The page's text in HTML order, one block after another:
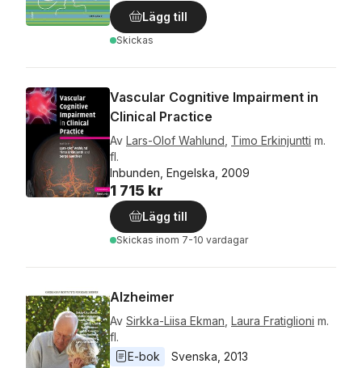
Lägg till
Skickas
Vascular Cognitive Impairment in
Clinical Practice
Av Lars-Olof Wahlund Timo Erkinjuntti m.
fl.
Inbunden, Engelska, 2009
1 715 kr
Lägg till
Skickas inom 7-10 vardagar
Alzheimer
Av Sirkka-Liisa Ekman Laura Fratiglioni m.
fl.
E-bok
Svenska 2013